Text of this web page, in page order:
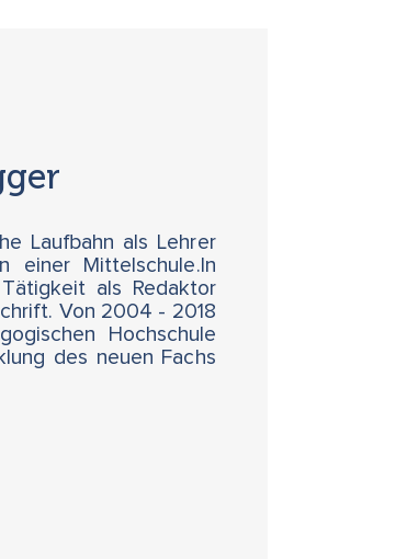
Laufbahn als Lehrer
einer Mittelschule.In
als Redaktor
Von 2004 - 2018
Hochschule
des neuen Fachs